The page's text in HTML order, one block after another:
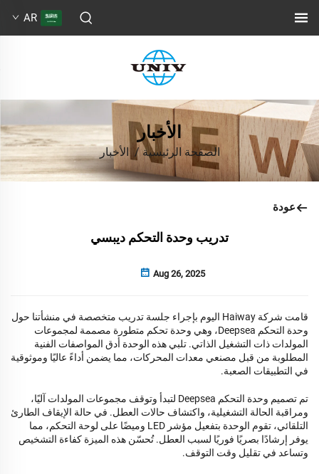
AR
الأخبار
الصفحة الرئيسية/ الأخبار
عودة
تدريب وحدة التحكم ديبسي
Aug 26, 2025
قامت شركة Haiway اليوم بإجراء جلسة تدريب متخصصة في منشأتنا حول
وحدة التحكم Deepsea، وهي وحدة تحكم متطورة مصممة لمجموعات
المولدات ذات التشغيل الذاتي. تلبي هذه الوحدة أدق المواصفات الفنية
المطلوبة من قبل مصنعي معدات المحركات، مما يضمن أداءً عاليًا وموثوقية
في التطبيقات الصعبة.
تم تصميم وحدة التحكم Deepsea لتبدأ وتوقف مجموعات المولدات آليًا،
ومراقبة الحالة التشغيلية، واكتشاف حالات العطل. في حالة الإيقاف الطارئ
التلقائي، تقوم الوحدة بتفعيل مؤشر LED وميضًا على لوحة التحكم، مما
يوفر إرشادًا بصريًا فوريًا لسبب العطل. تُحسّن هذه الميزة كفاءة التشخيص
وتساعد في تقليل وقت التوقف.